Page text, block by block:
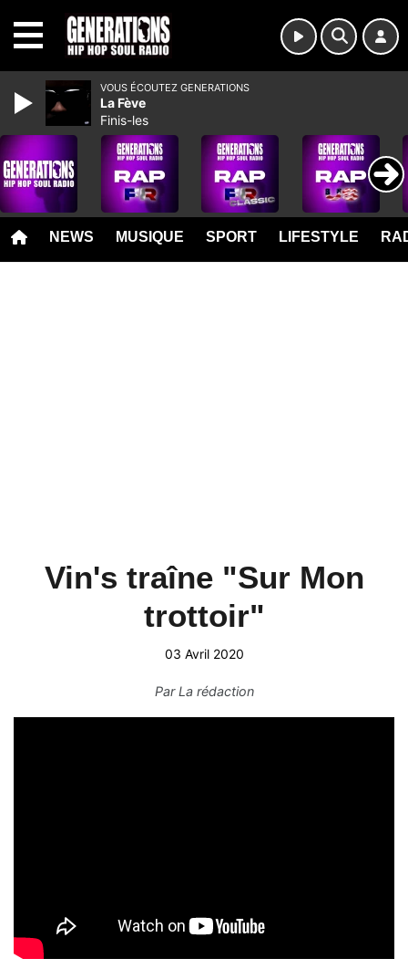
NEWS MUSIQUE SPORT LIFESTYLE
Vin's traîne "Sur Mon
trottoir"
03 Avril 2020
ParLa rédaction
VOUS ÉCOUTEZ GENERATIONS
La Fève
Finis-les